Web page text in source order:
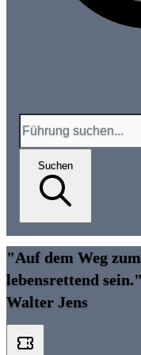
Suchen
"Auf dem Weg
lebensrettend
Walter Jens